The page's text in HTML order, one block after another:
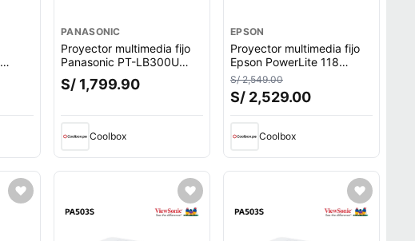
PANASONIC
Proyector multimedia fijo
Panasonic PT-LB300U
XGA, 3100 lúmenes, 300""
S/ 1,799.90
Coolbox
EPSON
Proyector multimedia fijo
Epson PowerLite 118
V11HA03020 3LCD, 3.800
lúmenes, 300""
S/ 2,549.00
S/ 2,529.00
Coolbox